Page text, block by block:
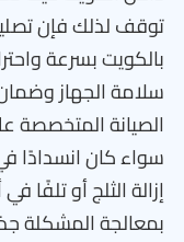
توقف لذلك فإن
بالكويت بسرعة
سلامة الجهاز
الصيانة
سواء كان انسدادًا
إزالة الثلج أو تلفًا
بمعالجة المشكلة